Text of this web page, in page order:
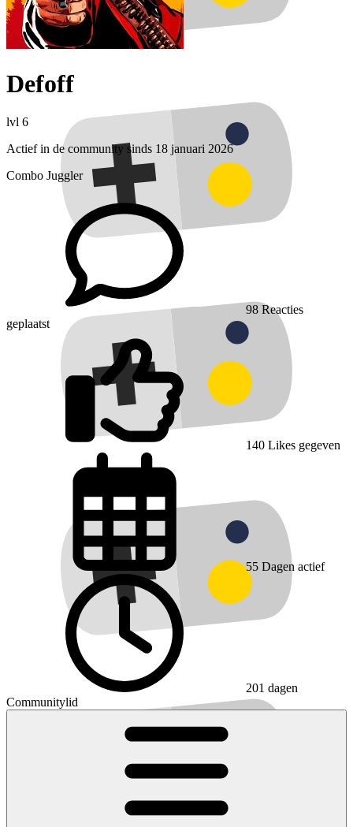
Defoff
lvl 6
Actief in de community sinds 18 januari 2026
Combo Juggler
98 Reacties
geplaatst
140 Likes gegeven
55 Dagen actief
201 dagen
Communitylid